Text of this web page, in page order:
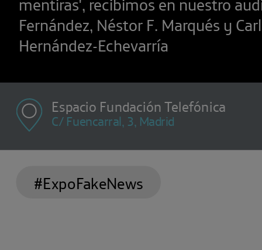
Fernández, Néstor F. Marqués y
Hernández-Echevarría
Espacio Fundación Telefónica
C/ Fuencarral, 3, Madrid
#ExpoFakeNews